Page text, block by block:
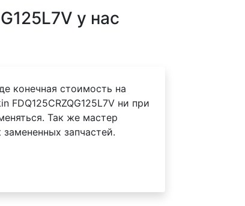
у нас
конечная стоимость на
FDQ125CRZQG125L7V ни при
Так же мастер
запчастей.